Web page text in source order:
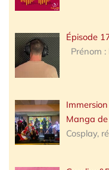
Épisode
Prénom :
Manga
Cosplay,